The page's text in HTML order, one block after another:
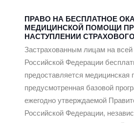
ПРАВО НА БЕСПЛАТНОЕ
МЕДИЦИНСКОЙ ПОМОЩИ
НАСТУПЛЕНИИ
Застрахованным лицам на всей
Российской Федерации
предоставляется медицинская
предусмотренная базовой
ежегодно утверждаемой
Российской Федерации,